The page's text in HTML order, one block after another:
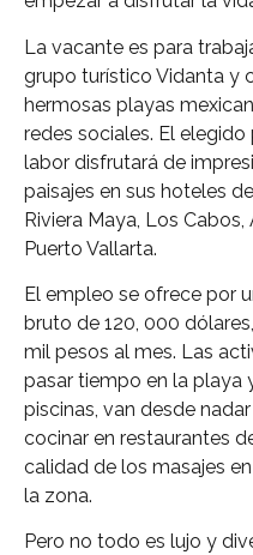
La vacante es para
grupo turístico Vidanta y
hermosas playas
redes sociales. El
labor disfrutará de
paisajes en sus hoteles
Riviera Maya, Los
Puerto Vallarta.
El empleo se ofrece por
bruto de 120, 000
mil pesos al mes. Las
pasar tiempo en la playa
piscinas, van desde
cocinar en restaurantes
calidad de los masajes
la zona.
Pero no todo es lujo y